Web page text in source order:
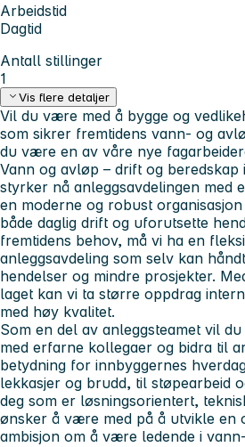
Arbeidstid
Dagtid
Antall stillinger
1
Vis flere detaljer
Vil du være med å bygge og
som sikrer fremtidens vann- og
du være en av våre nye
Vann og avløp – drift og beredskap
styrker nå anleggsavdelingen med
en moderne og robust
både daglig drift og uforutsette
fremtidens behov, må vi ha en
anleggsavdeling som selv kan
hendelser og mindre prosjekter.
laget kan vi ta større oppdrag
med høy kvalitet.
Som en del av anleggsteamet vil
med erfarne kollegaer og bidra til
betydning for innbyggernes
lekkasjer og brudd, til støpearbeid
deg som er løsningsorientert,
ønsker å være med på å utvikle en
ambisjon om å være ledende i